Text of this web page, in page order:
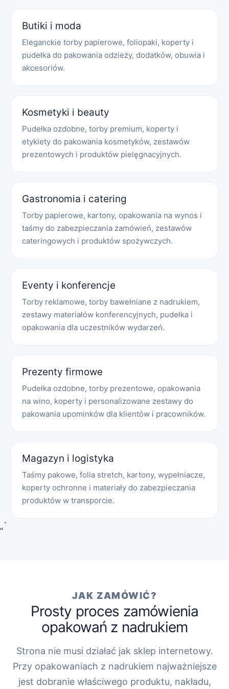
Butiki i moda
Eleganckie torby papierowe, foliopaki, koperty i
pudełka do pakowania odzieży, dodatków, obuwia i
akcesoriów.
Kosmetyki i beauty
Pudełka ozdobne, torby premium, koperty i
etykiety do pakowania kosmetyków, zestawów
prezentowych i produktów pielęgnacyjnych.
Gastronomia i catering
Torby papierowe, kartony, opakowania na wynos i
taśmy do zabezpieczania zamówień, zestawów
cateringowych i produktów spożywczych.
Eventy i konferencje
Torby reklamowe, torby bawełniane z nadrukiem,
zestawy materiałów konferencyjnych, pudełka i
opakowania dla uczestników wydarzeń.
Prezenty firmowe
Pudełka ozdobne, torby prezentowe, opakowania
na wino, koperty i personalizowane zestawy do
pakowania upominków dla klientów i pracowników.
Magazyn i logistyka
Taśmy pakowe, folia stretch, kartony, wypełniacze,
koperty ochronne i materiały do zabezpieczania
produktów w transporcie.
„`
JAK ZAMÓWIĆ?
Prosty proces zamówienia
opakowań z nadrukiem
Strona nie musi działać jak sklep internetowy.
Przy opakowaniach z nadrukiem najważniejsze
jest dobranie właściwego produktu, nakładu,